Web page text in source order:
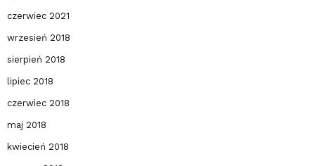
czerwiec 2021
wrzesień 2018
sierpień 2018
lipiec 2018
czerwiec 2018
maj 2018
kwiecień 2018